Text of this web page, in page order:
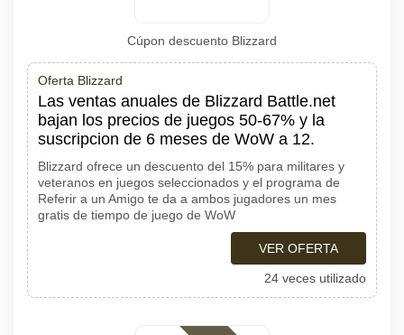
Cúpon descuento Blizzard
Oferta Blizzard
Las ventas anuales de Blizzard Battle.net
bajan los precios de juegos 50-67% y la
suscripcion de 6 meses de WoW a 12.
Blizzard ofrece un descuento del 15% para militares y
veteranos en juegos seleccionados y el programa de
Referir a un Amigo te da a ambos jugadores un mes
gratis de tiempo de juego de WoW
VER OFERTA
24 veces utilizado